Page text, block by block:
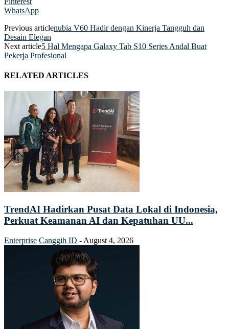
WhatsApp
Previous articlenubia V60 Hadir dengan Kinerja Tangguh dan
Desain Elegan
Next article5 Hal Mengapa Galaxy Tab S10 Series Andal Buat
Pekerja Profesional
RELATED ARTICLES
TrendAI Hadirkan Pusat Data Lokal di Indonesia,
Perkuat Keamanan AI dan Kepatuhan UU...
Enterprise Canggih ID - August 4, 2026